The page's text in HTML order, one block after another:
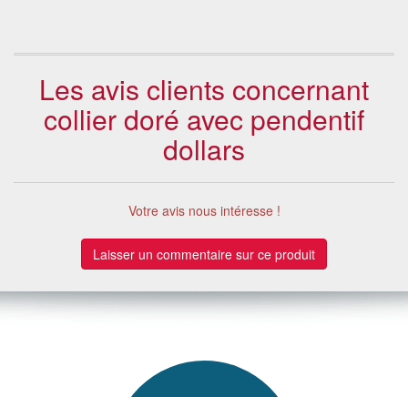
Les avis clients concernant
collier doré avec pendentif
dollars
Votre avis nous intéresse !
Laisser un commentaire sur ce produit